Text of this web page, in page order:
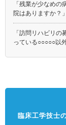
「残業が少なめ
院はありますか？」
「訪問リハビリ
っている○○○○○以
臨床工学技士